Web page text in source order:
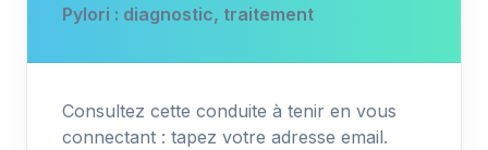
Pylori : diagnostic, traitement
Consultez cette conduite à tenir en vous
connectant : tapez votre adresse email.